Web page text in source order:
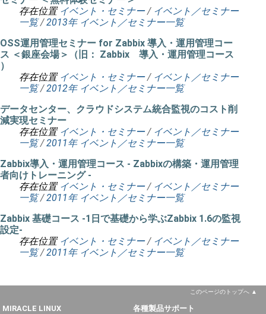
存在位置 イベント・セミナー / イベント／セミナー
一覧 /2013年 イベント／セミナー一覧
OSS運用管理セミナー for Zabbix 導入・運用管理コー
ス ＜銀座会場＞（旧： Zabbix 導入・運用管理コース
）
存在位置 イベント・セミナー / イベント／セミナー
一覧 /2012年 イベント／セミナー一覧
データセンター、クラウドシステム統合監視のコスト削
減実現セミナー
存在位置 イベント・セミナー / イベント／セミナー
一覧 /2011年 イベント／セミナー一覧
Zabbix導入・運用管理コース - Zabbixの構築・運用管理
者向けトレーニング -
存在位置 イベント・セミナー / イベント／セミナー
一覧 /2011年 イベント／セミナー一覧
Zabbix 基礎コース -1日で基礎から学ぶZabbix 1.6の監視
設定-
存在位置 イベント・セミナー / イベント／セミナー
一覧 /2011年 イベント／セミナー一覧
このページのトップへ
MIRACLE LINUX
各種製品サポート